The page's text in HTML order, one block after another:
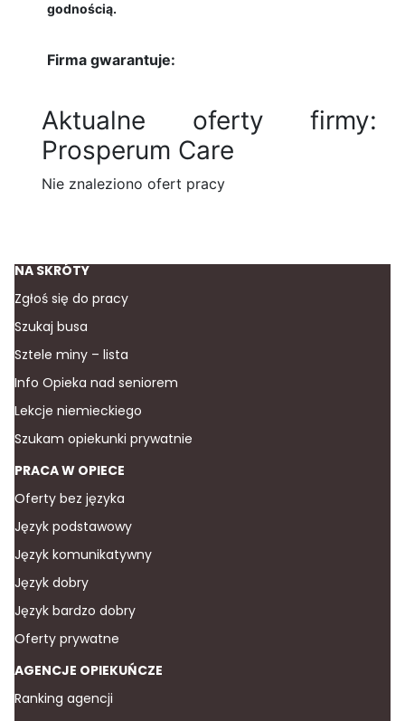
godnością.
Firma gwarantuje:
Aktualne oferty firmy:
Prosperum Care
Nie znaleziono ofert pracy
NA SKRÓTY
Zgłoś się do pracy
Szukaj busa
Sztele miny – lista
Info Opieka nad seniorem
Lekcje niemieckiego
Szukam opiekunki prywatnie
PRACA W OPIECE
Oferty bez języka
Język podstawowy
Język komunikatywny
Język dobry
Język bardzo dobry
Oferty prywatne
AGENCJE OPIEKUŃCZE
Ranking agencji